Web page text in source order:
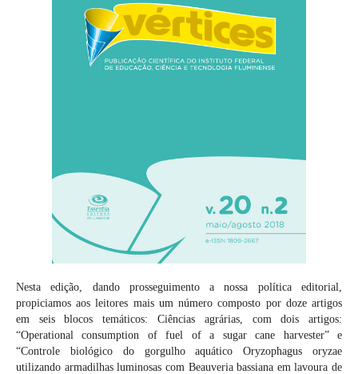
Nesta edição, dando prosseguimento a nossa política editorial,
propiciamos aos leitores mais um número composto por doze artigos
em seis blocos temáticos: Ciências agrárias, com dois artigos:
“Operational consumption of fuel of a sugar cane harvester” e
“Controle biológico do gorgulho aquático Oryzophagus oryzae
utilizando armadilhas luminosas com Beauveria bassiana em lavoura de